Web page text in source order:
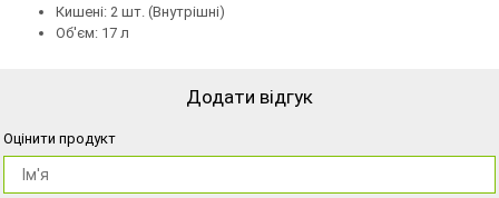
Кишені: 2 шт. (Внутрішні)
Об'єм: 17 л
Додати відгук
Оцінити продукт